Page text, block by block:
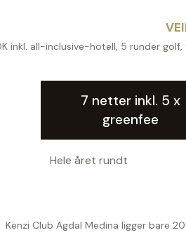
inkl. all-inclusive-hotell, 5 runder
7 netter inkl. 5 x
greenfee
Hele året rundt
Kenzi Club Agdal Medina ligger bare